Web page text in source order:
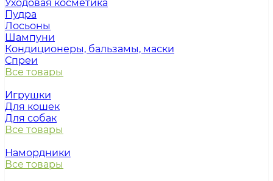
Уходовая косметика
Пудра
Лосьоны
Шампуни
Кондиционеры, бальзамы, маски
Спреи
Все товары
Игрушки
Для кошек
Для собак
Все товары
Намордники
Все товары